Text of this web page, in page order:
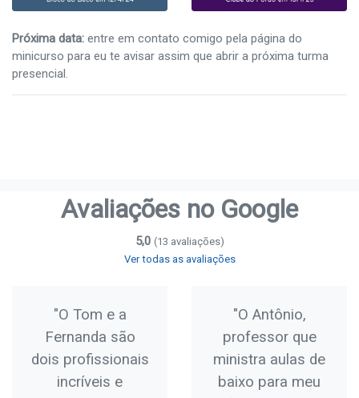
Próxima data: entre em contato comigo pela página do
minicurso para eu te avisar assim que abrir a próxima turma
presencial.
Avaliações no Google
5,0 (13 avaliações)
Ver todas as avaliações
"O Tom e a
Fernanda são
dois profissionais
incríveis e
"O Antônio,
professor que
ministra aulas de
baixo para meu